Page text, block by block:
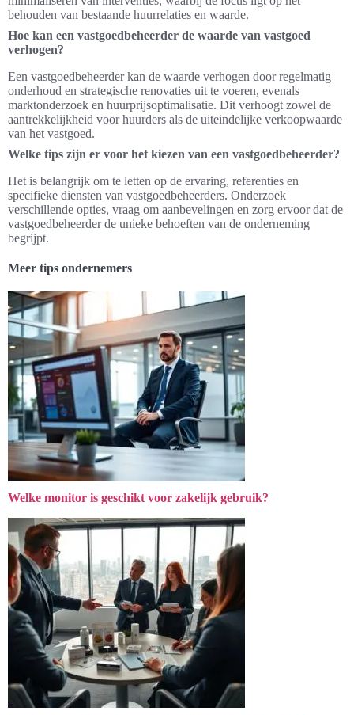
behouden van bestaande huurrelaties en waarde.
Hoe kan een vastgoedbeheerder de waarde van vastgoed
verhogen?
Een vastgoedbeheerder kan de waarde verhogen door regelmatig
onderhoud en strategische renovaties uit te voeren, evenals
marktonderzoek en huurprijsoptimalisatie. Dit verhoogt zowel de
aantrekkelijkheid voor huurders als de uiteindelijke verkoopwaarde
van het vastgoed.
Welke tips zijn er voor het kiezen van een vastgoedbeheerder?
Het is belangrijk om te letten op de ervaring, referenties en
specifieke diensten van vastgoedbeheerders. Onderzoek
verschillende opties, vraag om aanbevelingen en zorg ervoor dat de
vastgoedbeheerder de unieke behoeften van de onderneming
begrijpt.
Meer tips ondernemers
Welke monitor is geschikt voor zakelijk gebruik?